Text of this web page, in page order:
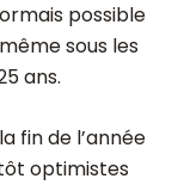
possible
sous les
ans.
fin de l’année
optimistes